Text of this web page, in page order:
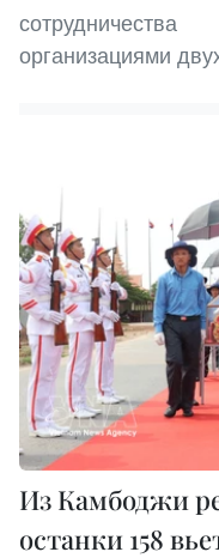
организациями
Из Камбоджи
останки 158